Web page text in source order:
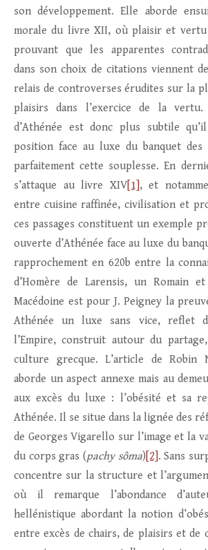
son développement. Elle aborde
morale du livre XII, où plaisir et vertu
prouvant que les apparentes
dans son choix de citations viennent
relais de controverses érudites sur la
plaisirs dans l’exercice de la vertu.
d’Athénée est donc plus subtile
position face au luxe du banquet des
parfaitement cette souplesse. En
s’attaque au livre XIV[1] , et
entre cuisine raffinée, civilisation et
ces passages constituent un exemple
ouverte d’Athénée face au luxe du
rapprochement en 620b entre la
d’Homère de Larensis, un Romain
Macédoine est pour J. Peigney la
Athénée un luxe sans vice, reflet
l’Empire, construit autour du
culture grecque. L’article de Robin
aborde un aspect annexe mais au
aux excès du luxe : l’obésité et sa
Athénée. Il se situe dans la lignée des
de Georges Vigarello sur l’image et la
du corps gras (pachy sôma) [2] . Sans
concentre sur la structure et
où il remarque l’abondance
hellénistique abordant la notion
entre excès de chairs, de plaisirs et de